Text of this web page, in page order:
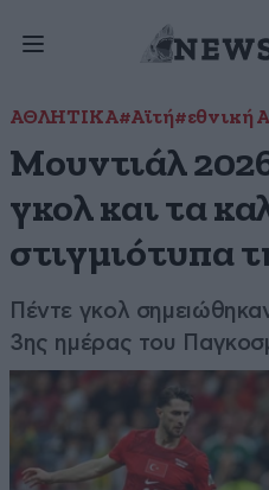
ΑΘΛΗΤΙΚΑ#Αϊτή#εθνική
Μουντιάλ
γκολ και τα
στιγμιότυπα
Πέντε γκολ
3ης ημέρας του